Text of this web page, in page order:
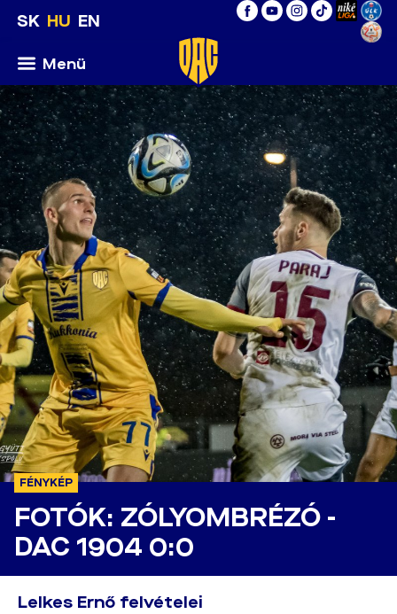
SK HU EN
Menü
FÉNYKÉP
FOTÓK: ZÓLYOMBRÉZÓ -
DAC 1904 0:0
Lelkes Ernő felvételei